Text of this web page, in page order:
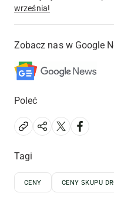
września!
Zobacz nas w Google
Poleć
Tagi
CENY CENY SKUPU